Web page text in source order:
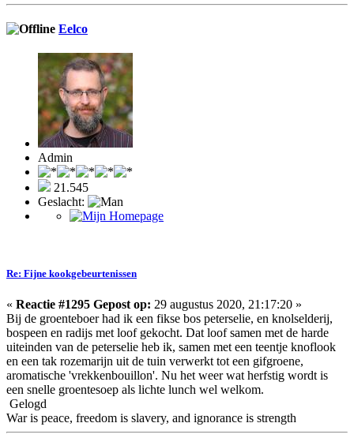
Eelco
Admin
21.545
Geslacht:
Re: Fijne kookgebeurtenissen
« Reactie #1295 Gepost op: 29 augustus 2020, 21:17:20 »
Bij de groenteboer had ik een fikse bos peterselie, en knolselderij,
bospeen en radijs met loof gekocht. Dat loof samen met de harde
uiteinden van de peterselie heb ik, samen met een teentje knoflook
en een tak rozemarijn uit de tuin verwerkt tot een gifgroene,
aromatische 'vrekkenbouillon'. Nu het weer wat herfstig wordt is
een snelle groentesoep als lichte lunch wel welkom.
Gelogd
War is peace, freedom is slavery, and ignorance is strength